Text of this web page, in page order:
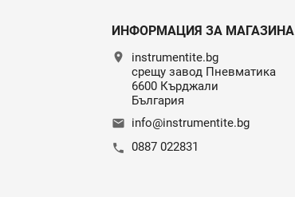
ИНФОРМАЦИЯ ЗА МАГАЗИНА
location_on
instrumentite.bg
срещу завод Пневматика
6600 Кърджали
България
email info@instrumentite.bg
call 0887 022831